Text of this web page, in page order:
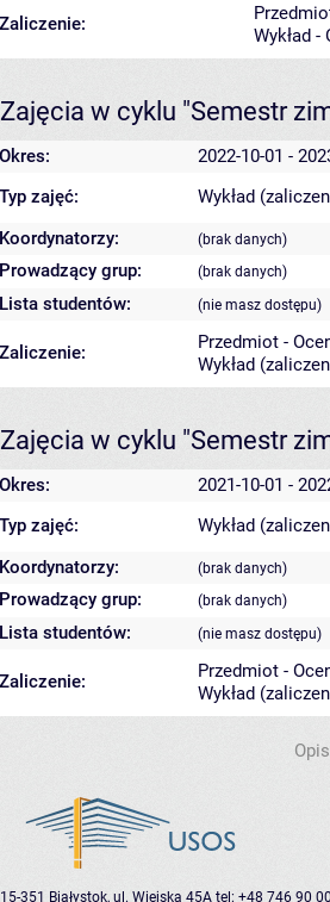
Zaliczenie:
Wykład -
Zajęcia w cyklu "Semestr
Okres:
2022-10-01 -
Typ zajęć:
Wykład
Koordynatorzy:
(brak danych)
Prowadzący grup: (brak danych)
Lista studentów: (nie masz dostępu)
Zaliczenie:
Przedmiot -
Wykład
Zajęcia w cyklu "Semestr
Okres:
2021-10-01 -
Typ zajęć:
Wykład
Koordynatorzy:
(brak danych)
Prowadzący grup: (brak danych)
Lista studentów: (nie masz dostępu)
Zaliczenie:
Przedmiot -
Wykład
15-351 Białystok, ul. Wiejska 45A tel: +48 746 90 00